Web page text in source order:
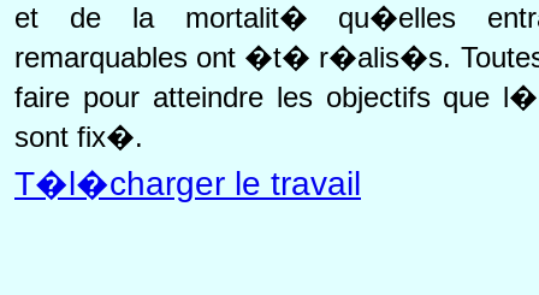
et de la mortalit� qu�elles
remarquables ont �t� r�alis�s.
faire pour atteindre les objectifs que
sont fix�.
T�l�charger le travail